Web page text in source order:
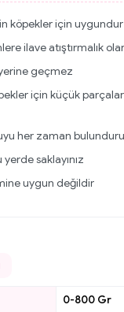
köpekler için uygundur
ilave atıştırmalık
geçmez
için küçük
her zaman
saklayınız
uygun değildir
0-800 Gr